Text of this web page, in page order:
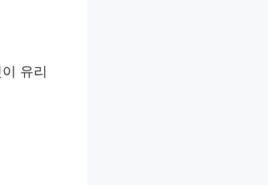
유리